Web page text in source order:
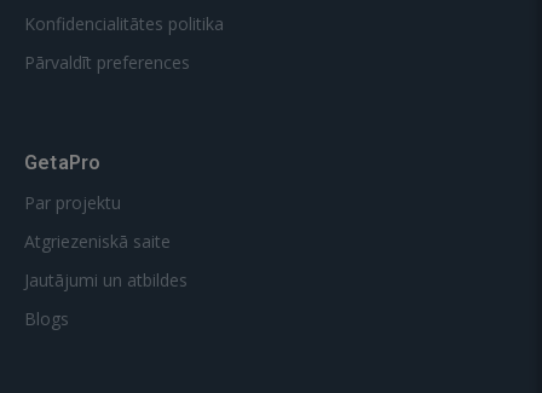
Konfidencialitātes politika
Pārvaldīt preferences
GetaPro
Par projektu
Atgriezeniskā saite
Jautājumi un atbildes
Blogs